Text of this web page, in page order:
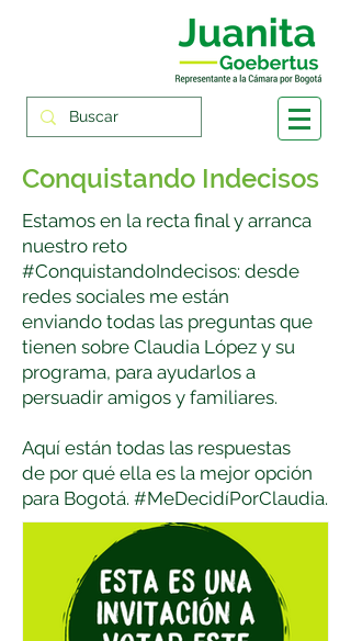
Conquistando Indecisos
Estamos en la recta final y arranca
nuestro reto
#ConquistandoIndecisos: desde
redes sociales me están
enviando todas las preguntas que
tienen sobre Claudia López y su
programa, para ayudarlos a
persuadir amigos y familiares.
Aquí están todas las respuestas
de por qué ella es la mejor opción
para Bogotá. #MeDecidíPorClaudia.